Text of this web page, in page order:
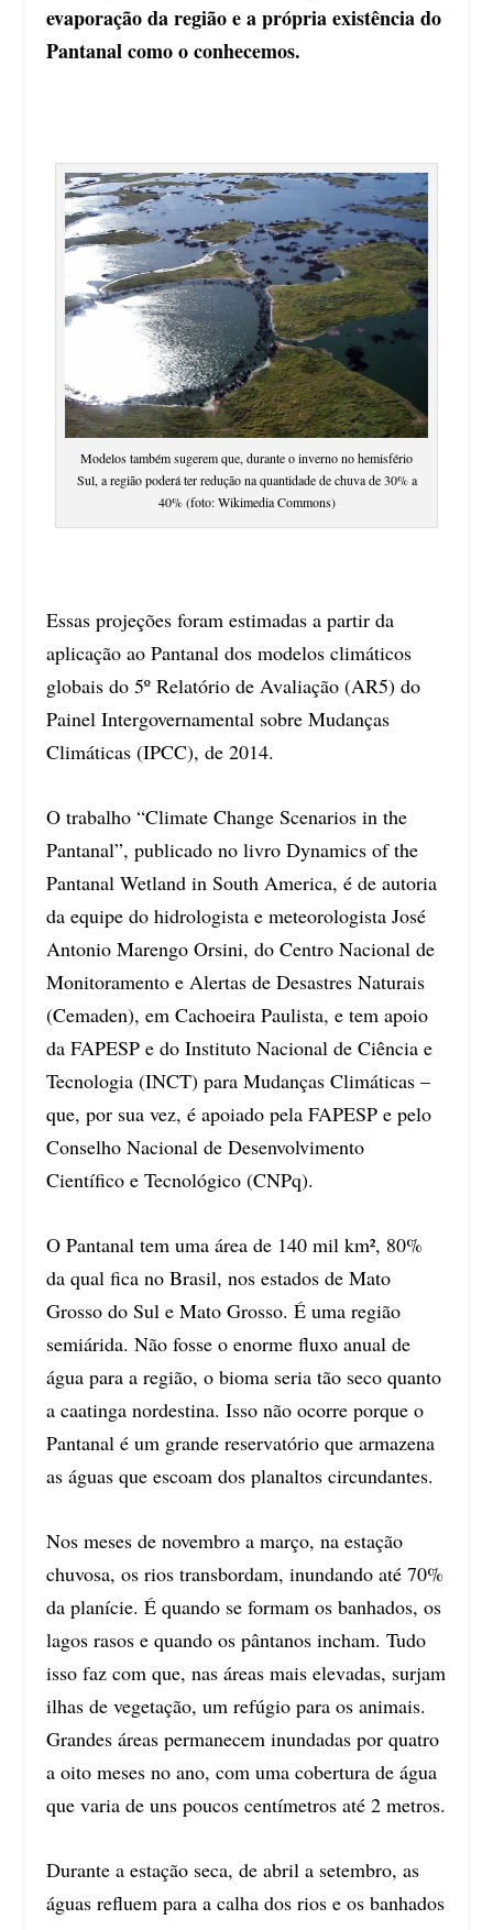
evaporação da região e a própria existência do
Pantanal como o conhecemos.
Modelos também sugerem que, durante o inverno no hemisfério
Sul, a região poderá ter redução na quantidade de chuva de 30% a
40% (foto: Wikimedia Commons)
Essas projeções foram estimadas a partir da
aplicação ao Pantanal dos modelos climáticos
globais do 5º Relatório de Avaliação (AR5) do
Painel Intergovernamental sobre Mudanças
Climáticas (IPCC), de 2014.
O trabalho “Climate Change Scenarios in the
Pantanal”, publicado no livro Dynamics of the
Pantanal Wetland in South America, é de autoria
da equipe do hidrologista e meteorologista José
Antonio Marengo Orsini, do Centro Nacional de
Monitoramento e Alertas de Desastres Naturais
(Cemaden), em Cachoeira Paulista, e tem apoio
da FAPESP e do Instituto Nacional de Ciência e
Tecnologia (INCT) para Mudanças Climáticas –
que, por sua vez, é apoiado pela FAPESP e pelo
Conselho Nacional de Desenvolvimento
Científico e Tecnológico (CNPq).
O Pantanal tem uma área de 140 mil km², 80%
da qual fica no Brasil, nos estados de Mato
Grosso do Sul e Mato Grosso. É uma região
semiárida. Não fosse o enorme fluxo anual de
água para a região, o bioma seria tão seco quanto
a caatinga nordestina. Isso não ocorre porque o
Pantanal é um grande reservatório que armazena
as águas que escoam dos planaltos circundantes.
Nos meses de novembro a março, na estação
chuvosa, os rios transbordam, inundando até 70%
da planície. É quando se formam os banhados, os
lagos rasos e quando os pântanos incham. Tudo
isso faz com que, nas áreas mais elevadas, surjam
ilhas de vegetação, um refúgio para os animais.
Grandes áreas permanecem inundadas por quatro
a oito meses no ano, com uma cobertura de água
que varia de uns poucos centímetros até 2 metros.
Durante a estação seca, de abril a setembro, as
águas refluem para a calha dos rios e os banhados